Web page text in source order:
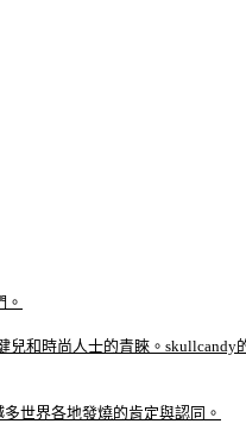
和時尚人士的青睞。skullcandy
世界各地發燒的肯定與認同。